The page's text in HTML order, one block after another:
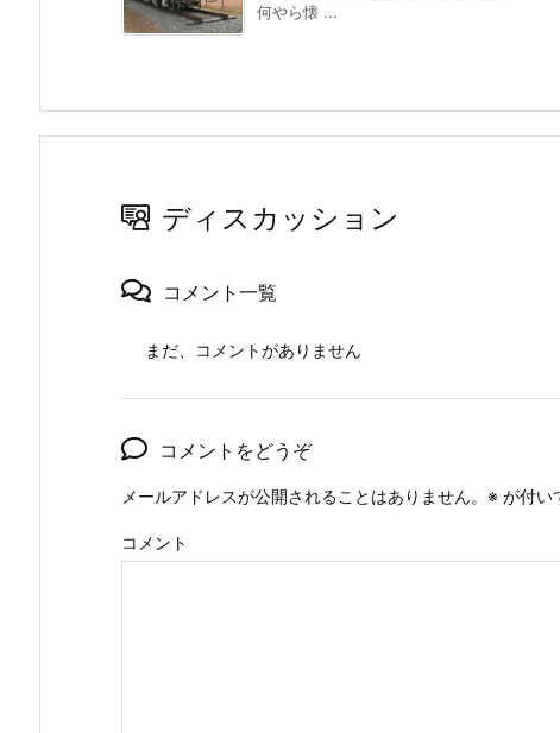
何やら懐 ...
ディスカッション
コメント一覧
まだ、コメントがありません
コメントをどうぞ
メールアドレスが公開されることはありません。 ※ が付い
コメント